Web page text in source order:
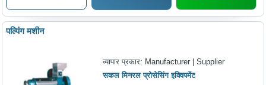
पल्पिंग मशीन
व्यापार प्रकार: Manufacturer | Supplier
सकल मिनरल प्रोसेसिंग इक्विपमेंट